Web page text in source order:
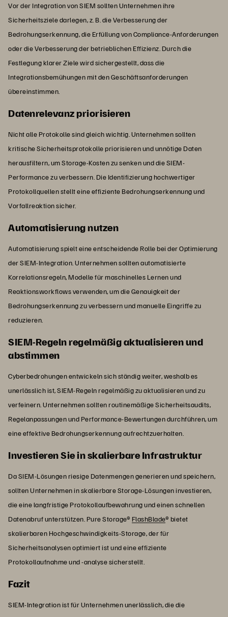
Vor der Integration von SIEM sollten Unternehmen ihre
Sicherheitsziele darlegen, z. B. die Verbesserung der
Bedrohungserkennung, die Erfüllung von Compliance-Anforderungen
oder die Verbesserung der betrieblichen Effizienz. Durch die
Festlegung klarer Ziele wird sichergestellt, dass die
Integrationsbemühungen mit den Geschäftsanforderungen
übereinstimmen.
Datenrelevanz priorisieren
Nicht alle Protokolle sind gleich wichtig. Unternehmen sollten
kritische Sicherheitsprotokolle priorisieren und unnötige Daten
herausfiltern, um Storage-Kosten zu senken und die SIEM-
Performance zu verbessern. Die Identifizierung hochwertiger
Protokollquellen stellt eine effiziente Bedrohungserkennung und
Vorfallreaktion sicher.
Automatisierung nutzen
Automatisierung spielt eine entscheidende Rolle bei der Optimierung
der SIEM-Integration. Unternehmen sollten automatisierte
Korrelationsregeln, Modelle für maschinelles Lernen und
Reaktionsworkflows verwenden, um die Genauigkeit der
Bedrohungserkennung zu verbessern und manuelle Eingriffe zu
reduzieren.
SIEM-Regeln regelmäßig aktualisieren und
abstimmen
Cyberbedrohungen entwickeln sich ständig weiter, weshalb es
unerlässlich ist, SIEM-Regeln regelmäßig zu aktualisieren und zu
verfeinern. Unternehmen sollten routinemäßige Sicherheitsaudits,
Regelanpassungen und Performance-Bewertungen durchführen, um
eine effektive Bedrohungserkennung aufrechtzuerhalten.
Investieren Sie in skalierbare Infrastruktur
Da SIEM-Lösungen riesige Datenmengen generieren und speichern,
sollten Unternehmen in skalierbare Storage-Lösungen investieren,
die eine langfristige Protokollaufbewahrung und einen schnellen
Datenabruf unterstützen. Pure Storage® FlashBlade® bietet
skalierbaren Hochgeschwindigkeits-Storage, der für
Sicherheitsanalysen optimiert ist und eine effiziente
Protokollaufnahme und -analyse sicherstellt.
Fazit
SIEM-Integration ist für Unternehmen unerlässlich, die die